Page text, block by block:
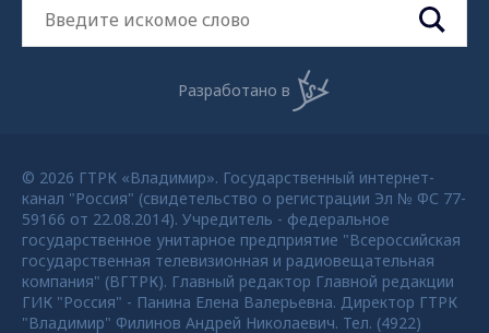
Разработано в
© 2026 ГТРК «Владимир». Государственный интернет-
канал "Россия" (свидетельство о регистрации Эл № ФС 77-
59166 от 22.08.2014). Учредитель - федеральное
государственное унитарное предприятие "Всероссийская
государственная телевизионная и радиовещательная
компания" (ВГТРК). Главный редактор Главной редакции
ГИК "Россия" - Панина Елена Валерьевна. Директор ГТРК
"Владимир" Филинов Андрей Николаевич. Тел. (4922)